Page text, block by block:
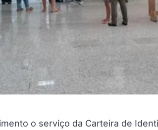
o serviço da Carteira de